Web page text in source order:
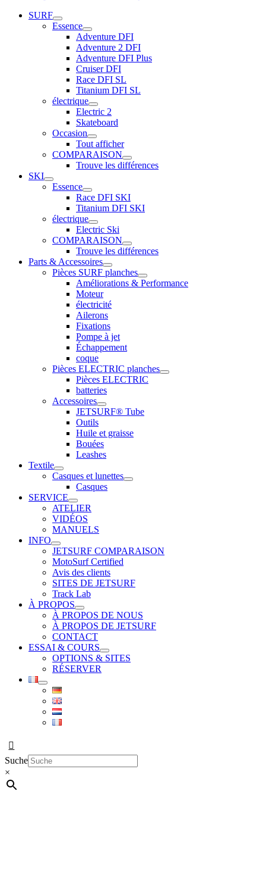
SURF
Essence
Adventure DFI
Adventure 2 DFI
Adventure DFI Plus
Cruiser DFI
Race DFI SL
Titanium DFI SL
électrique
Electric 2
Skateboard
Occasion
Tout afficher
COMPARAISON
Trouve les différences
SKI
Essence
Race DFI SKI
Titanium DFI SKI
électrique
Electric Ski
COMPARAISON
Trouve les différences
Parts & Accessoires
Pièces SURF planches
Améliorations & Performance
Moteur
électricité
Ailerons
Fixations
Pompe à jet
Échappement
coque
Pièces ELECTRIC planches
Pièces ELECTRIC
batteries
Accessoires
JETSURF® Tube
Outils
Huile et graisse
Bouées
Leashes
Textile
Casques et lunettes
Casques
SERVICE
ATELIER
VIDÉOS
MANUELS
INFO
JETSURF COMPARAISON
MotoSurf Certified
Avis des clients
SITES DE JETSURF
Track Lab
À PROPOS
À PROPOS DE NOUS
À PROPOS DE JETSURF
CONTACT
ESSAI & COURS
OPTIONS & SITES
RÉSERVER
Suche
×